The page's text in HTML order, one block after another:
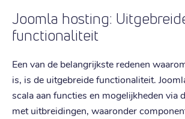
Joomla hosting:
functionaliteit
Een van de belangrijkste redenen
is, is de uitgebreide functionaliteit.
scala aan functies en mogelijkheden via
met uitbreidingen, waaronder